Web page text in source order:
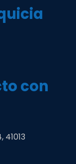
con